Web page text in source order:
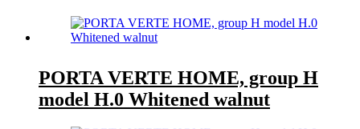
PORTA VERTE HOME, group H
model H.0 Whitened walnut